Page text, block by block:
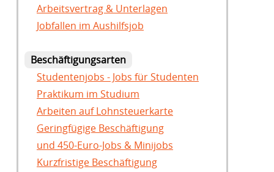
Arbeitsvertrag & Unterlagen
Jobfallen im Aushilfsjob
Beschäftigungsarten
Studentenjobs - Jobs für Studenten
Praktikum im Studium
Arbeiten auf Lohnsteuerkarte
Geringfügige Beschäftigung
und 450-Euro-Jobs & Minijobs
Kurzfristige Beschäftigung